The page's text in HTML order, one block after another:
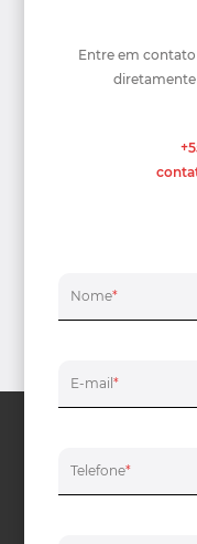
Entre em
diretamente
Nome*
E-mail*
Telefone*